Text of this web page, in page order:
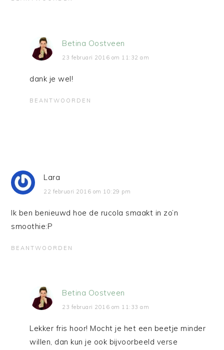
Betina Oostveen
23 februari 2016 om 11:32 am
dank je wel!
BEANTWOORDEN
Lara
22 februari 2016 om 10:29 pm
Ik ben benieuwd hoe de rucola smaakt in zo’n
smoothie:P
BEANTWOORDEN
Betina Oostveen
23 februari 2016 om 11:33 am
Lekker fris hoor! Mocht je het een beetje minder
willen, dan kun je ook bijvoorbeeld verse